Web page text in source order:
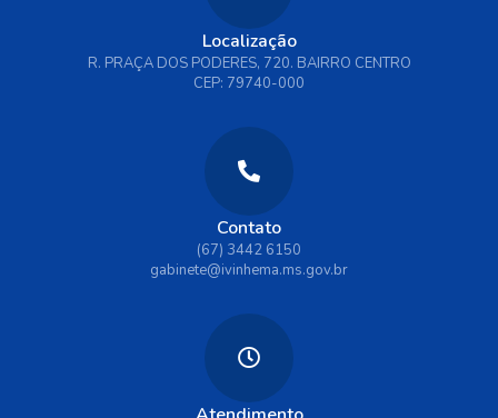
Localização
R. PRAÇA DOS PODERES, 720. BAIRRO CENTRO
CEP: 79740-000
Contato
(67) 3442 6150
gabinete@ivinhema.ms.gov.br